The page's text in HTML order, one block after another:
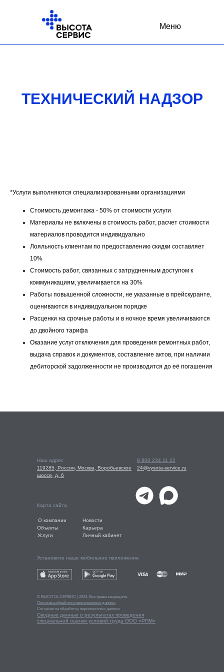
Меню
ТЕХНИЧЕСКИЙ НАДЗОР
*Услуги выполняются специализированными организациями
Стоимость демонтажа - 50% от стоимости услуги
Материалы не включены в стоимость работ, расчет стоимости
материалов проводится индивидуально
Лояльность клиентам по предоставлению скидки составляет
10%
Стоимость работ, связанных с затрудненным доступом к
коммуникациям, увеличивается на 30%
Работы повышенной сложности, не указанные в прейскуранте,
оцениваются в индивидуальном порядке
Расценки на срочные работы и в ночное время увеличиваются
до двойного тарифа
Оказание услуг отключения для проведения ремонтных работ,
выдача справок и документов, составление актов, при наличии
дебиторской задолженности не производится до её погашения
Наш адрес
8 800 234 11 22
24@vysota-service.ru
Установите наше мобильное приложение
Карта сайта
О компании
Объекты
Услуги
Новости
Карьера
Личный кабинет
© ВЫСОТА-СEРВИС | 2023. Все права защищены
Политика обработки персональных данных
Согласие на обработку персональных данных
119285, Россия, Москва, Воробьевское
шоссе, д. 6
Сводные данные о результатах проведения
специальной оценки условий труда ООО «РПМ»